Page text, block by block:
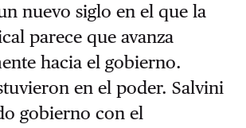
nuevo siglo en el que la
parece que avanza
hacia el gobierno.
en el poder. Salvini
gobierno con el